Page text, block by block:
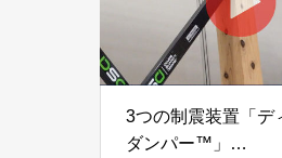
3つの制震装置「デ
ダンパー™」